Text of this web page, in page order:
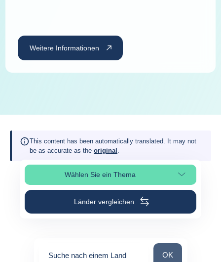
Weitere Informationen
This content has been automatically translated. It may not
be as accurate as the original .
Wählen Sie ein ThemaSeitenabschnitt auswählen
Länder vergleichen
Suche nach einem Land Suche nach
OK